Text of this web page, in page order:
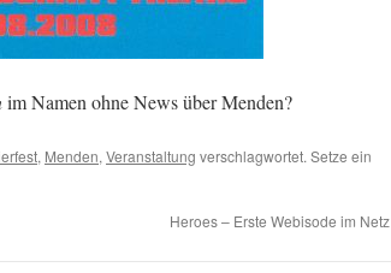
im Namen ohne News über Menden?
, Menden, Veranstaltung verschlagwortet. Setze ein
Heroes – Erste Webisode im Netz